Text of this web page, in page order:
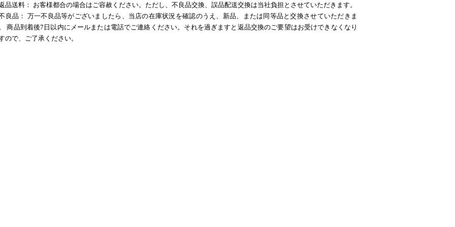
品送料： お客様都合の場合はご容赦ください。ただし、不良品交換、誤品配送交換は当社負担とさせていただきます。
良品： 万一不良品等がございましたら、当店の在庫状況を確認のうえ、新品、または同等品と交換させていただきま
商品到着後7日以内にメールまたは電話でご連絡ください。それを過ぎますと返品交換のご要望はお受けできなくなり
ので、ご了承ください。